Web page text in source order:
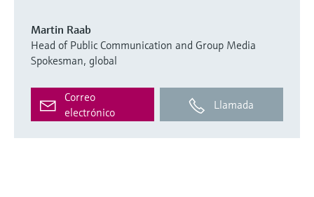
Martin Raab
Head of Public Communication and Group Media
Spokesman, global
Correo
electrónico
Llamada